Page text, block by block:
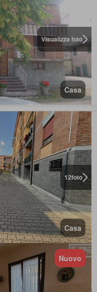
Visualizza foto
Casa
12foto
Casa
Nuovo